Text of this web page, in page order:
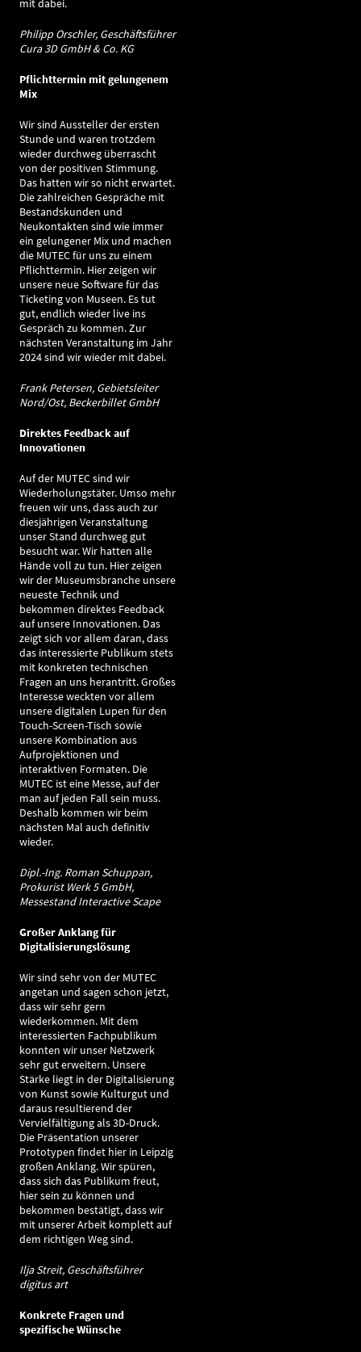
mit dabei.
Philipp Orschler, Geschäftsführer
Cura 3D GmbH & Co. KG
Pflichttermin mit gelungenem
Mix
Wir sind Aussteller der ersten
Stunde und waren trotzdem
wieder durchweg überrascht
von der positiven Stimmung.
Das hatten wir so nicht erwartet.
Die zahlreichen Gespräche mit
Bestandskunden und
Neukontakten sind wie immer
ein gelungener Mix und machen
die MUTEC für uns zu einem
Pflichttermin. Hier zeigen wir
unsere neue Software für das
Ticketing von Museen. Es tut
gut, endlich wieder live ins
Gespräch zu kommen. Zur
nächsten Veranstaltung im Jahr
2024 sind wir wieder mit dabei.
Frank Petersen, Gebietsleiter
Nord/Ost, Beckerbillet GmbH
Direktes Feedback auf
Innovationen
Auf der MUTEC sind wir
Wiederholungstäter. Umso mehr
freuen wir uns, dass auch zur
diesjährigen Veranstaltung
unser Stand durchweg gut
besucht war. Wir hatten alle
Hände voll zu tun. Hier zeigen
wir der Museumsbranche unsere
neueste Technik und
bekommen direktes Feedback
auf unsere Innovationen. Das
zeigt sich vor allem daran, dass
das interessierte Publikum stets
mit konkreten technischen
Fragen an uns herantritt. Großes
Interesse weckten vor allem
unsere digitalen Lupen für den
Touch-Screen-Tisch sowie
unsere Kombination aus
Aufprojektionen und
interaktiven Formaten. Die
MUTEC ist eine Messe, auf der
man auf jeden Fall sein muss.
Deshalb kommen wir beim
nächsten Mal auch definitiv
wieder.
Dipl.-Ing. Roman Schuppan,
Prokurist Werk 5 GmbH,
Messestand Interactive Scape
Großer Anklang für
Digitalisierungslösung
Wir sind sehr von der MUTEC
angetan und sagen schon jetzt,
dass wir sehr gern
wiederkommen. Mit dem
interessierten Fachpublikum
konnten wir unser Netzwerk
sehr gut erweitern. Unsere
Stärke liegt in der Digitalisierung
von Kunst sowie Kulturgut und
daraus resultierend der
Vervielfältigung als 3D-Druck.
Die Präsentation unserer
Prototypen findet hier in Leipzig
großen Anklang. Wir spüren,
dass sich das Publikum freut,
hier sein zu können und
bekommen bestätigt, dass wir
mit unserer Arbeit komplett auf
dem richtigen Weg sind.
Ilja Streit, Geschäftsführer
digitus art
Konkrete Fragen und
spezifische Wünsche